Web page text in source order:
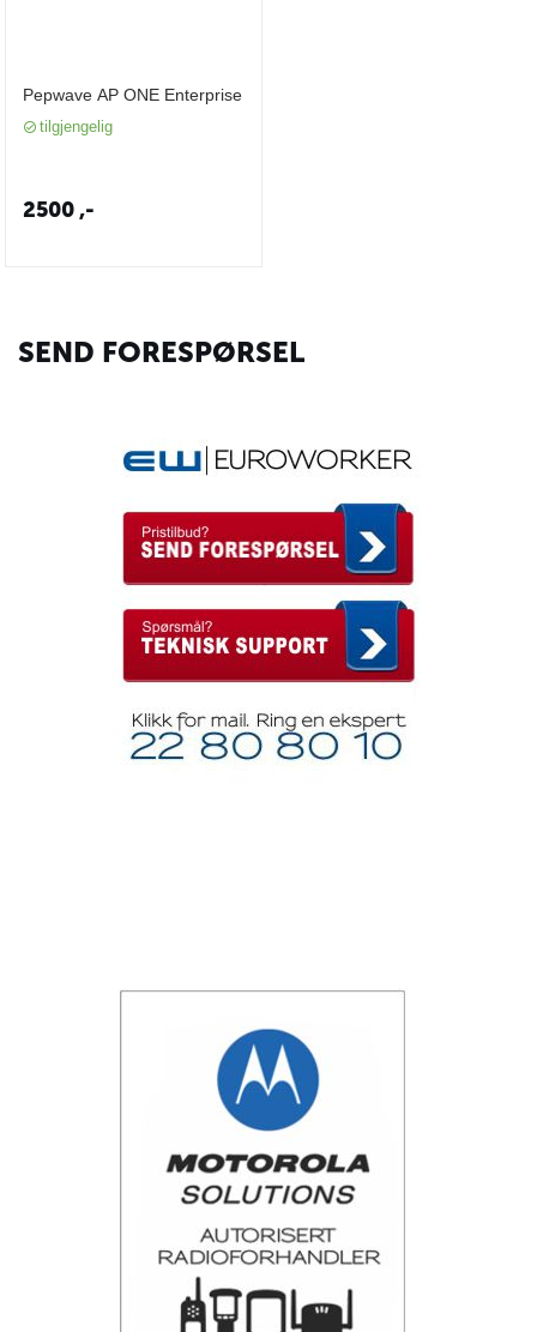
Pepwave AP ONE Enterprise
tilgjengelig
2500,-
SEND FORESPØRSEL